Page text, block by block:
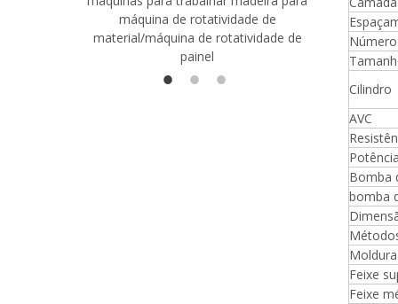
máquina de rotatividade de
material/máquina de rotatividade de
painel
1400/
Cilindro
AVC
Bomba
bomba
Feixe
Feixe